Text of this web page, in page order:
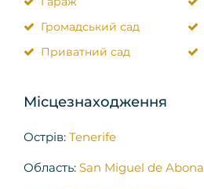
Громадський сад
Приватний сад
Місцезнаходження
Острів: Tenerife
Область: San Miguel de Abona